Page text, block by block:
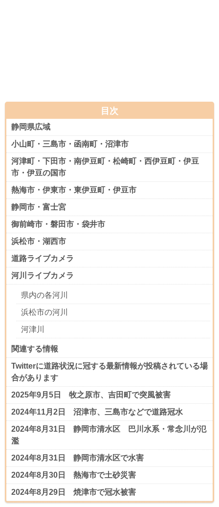
目次
静岡県広域
小山町・三島市・函南町・沼津市
河津町・下田市・南伊豆町・松崎町・西伊豆町・伊豆
市・伊豆の国市
熱海市・伊東市・東伊豆町・伊豆市
静岡市・富士宮
御前崎市・磐田市・袋井市
浜松市・湖西市
道路ライブカメラ
河川ライブカメラ
県内の各河川
浜松市の河川
河津川
関連する情報
Twitterに道路状況に冠する最新情報が投稿されている場
合があります
2025年9月5日 牧之原市、吉田町で突風被害
2024年11月2日 沼津市、三島市などで道路冠水
2024年8月31日 静岡市清水区 巴川水系・常念川が氾
濫
2024年8月31日 静岡市清水区で水害
2024年8月30日 熱海市で土砂災害
2024年8月29日 焼津市で冠水被害